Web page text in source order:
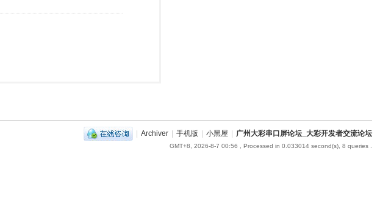
| Archiver | 手机版 | 小黑屋 | 广州大彩串口屏论坛_大彩开发者交流论坛
GMT+8, 2026-8-7 00:56 , Processed in 0.033014 second(s), 8 queries .